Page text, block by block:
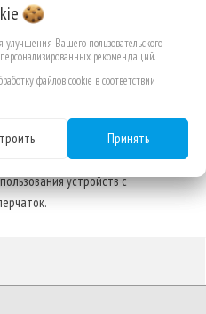
максимальную долговечность
разгрузочных работ или
с мелкими предметами, такими
от порезов: EN420 и EN388:
устройств с
Вашего пользовательского
рекомендаций.
файлов cookie в соответствии
Принять